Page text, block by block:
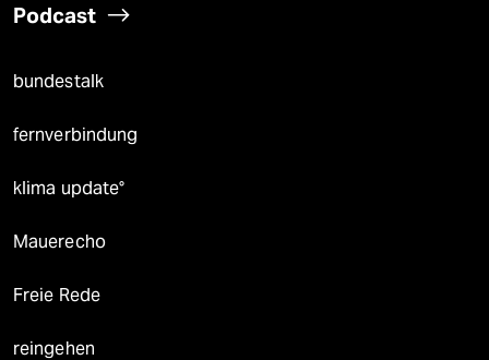
Podcast
bundestalk
fernverbindung
klima update°
Mauerecho
Freie Rede
reingehen